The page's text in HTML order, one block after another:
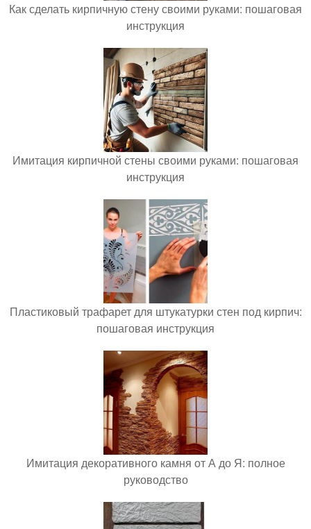
Как сделать кирпичную стену своими руками: пошаговая
инструкция
Имитация кирпичной стены своими руками: пошаговая
инструкция
Пластиковый трафарет для штукатурки стен под кирпич:
пошаговая инструкция
Имитация декоративного камня от А до Я: полное
руководство